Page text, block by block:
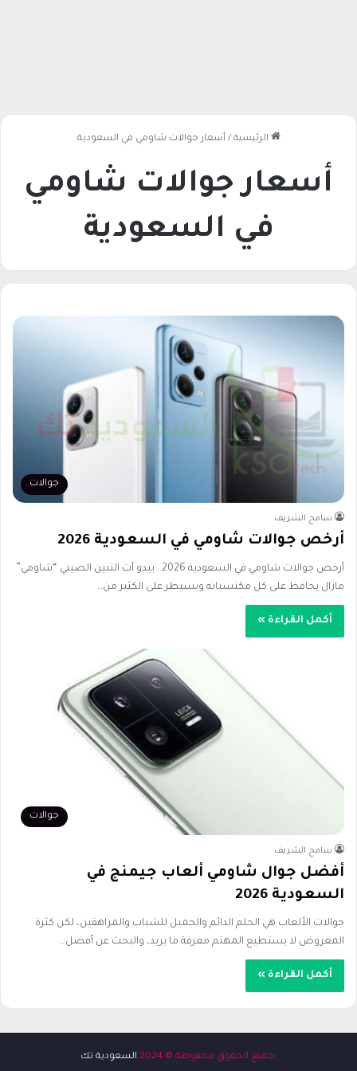
الرئيسية / أسعار جوالات شاومي في السعودية
أسعار جوالات شاومي
في السعودية
جوالات
سامح الشريف
أرخص جوالات شاومي في السعودية 2026
أرخص جوالات شاومي في السعودية 2026.. يبدو أت التنين الصيني “شاومي”
مازال يحافظ على كل مكتسباته ويسيطر على الكثير من…
أكمل القراءة »
جوالات
سامح الشريف
أفضل جوال شاومي ألعاب جيمنج في
السعودية 2026
جوالات الألعاب هي الحلم الدائم والجميل للشباب والمراهقين، لكن كثرة
المعروض لا يستطيع المهتم معرفة ما يريد، والبحث عن أفضل…
أكمل القراءة »
:جميع الحقوق محفوظة © 2024 السعودية تك